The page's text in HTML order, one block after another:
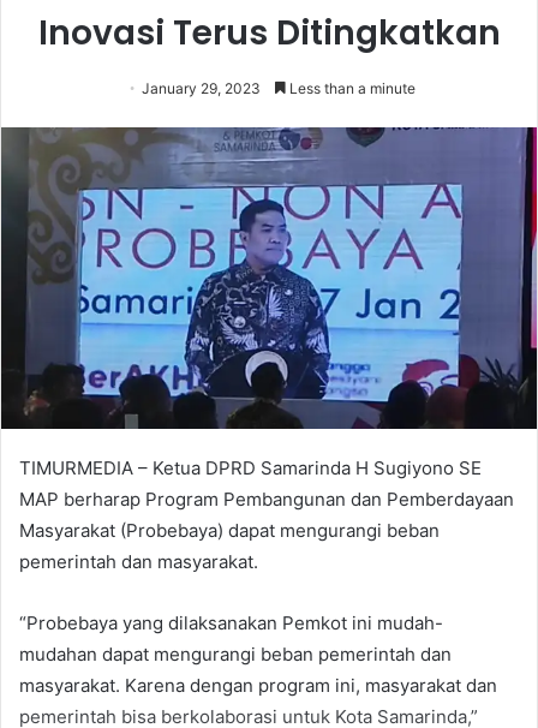
Inovasi Terus Ditingkatkan
January 29, 2023 Less than a minute
TIMURMEDIA – Ketua DPRD Samarinda H Sugiyono SE
MAP berharap Program Pembangunan dan Pemberdayaan
Masyarakat (Probebaya) dapat mengurangi beban
pemerintah dan masyarakat.
“Probebaya yang dilaksanakan Pemkot ini mudah-
mudahan dapat mengurangi beban pemerintah dan
masyarakat. Karena dengan program ini, masyarakat dan
pemerintah bisa berkolaborasi untuk Kota Samarinda,”